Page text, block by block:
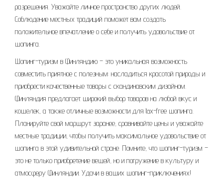
разрешения. Уважайте личное пространство других людей.
Соблюдение местных традиций поможет вам создать
положительное впечатление о себе и получить удовольствие от
шопинга.
Шопинг-туризм в Финляндию – это уникальная возможность
совместить приятное с полезным: насладиться красотой природы и
приобрести качественные товары с скандинавским дизайном.
Финляндия предлагает широкий выбор товаров на любой вкус и
кошелек, а также отличные возможности для tax-free шопинга.
Планируйте свой маршрут заранее, сравнивайте цены и уважайте
местные традиции, чтобы получить максимальное удовольствие от
шопинга в этой удивительной стране. Помните, что шопинг-туризм –
это не только приобретение вещей, но и погружение в культуру и
атмосферу Финляндии. Удачи в ваших шопинг-приключениях!